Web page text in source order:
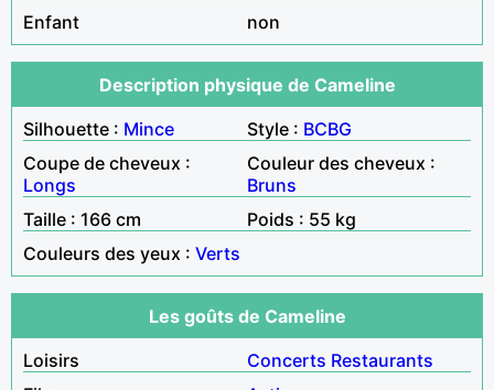
Enfant
non
Description physique de Cameline
Silhouette : Mince Style : BCBG
Coupe de cheveux :
Longs
Couleur des cheveux :
Bruns
Taille : 166 cm
Poids : 55 kg
Couleurs des yeux : Verts
Les goûts de Cameline
Loisirs
Concerts Restaurants